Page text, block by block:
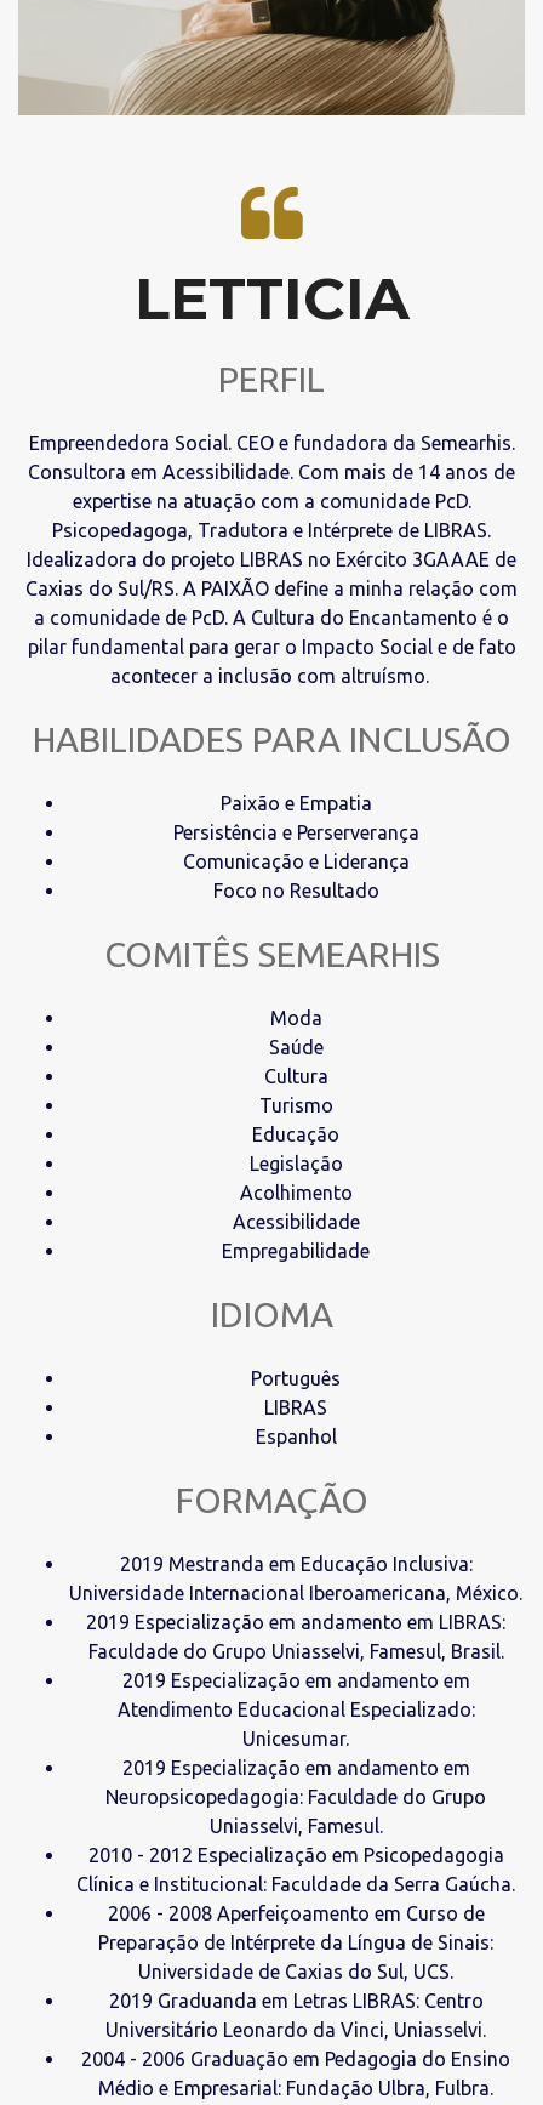
LETTICIA
PERFIL
Empreendedora Social. CEO e fundadora da Semearhis.
Consultora em Acessibilidade. Com mais de 14 anos de
expertise na atuação com a comunidade PcD.
Psicopedagoga, Tradutora e Intérprete de LIBRAS.
Idealizadora do projeto LIBRAS no Exército 3GAAAE de
Caxias do Sul/RS. A PAIXÃO define a minha relação com
a comunidade de PcD. A Cultura do Encantamento é o
pilar fundamental para gerar o Impacto Social e de fato
acontecer a inclusão com altruísmo.
HABILIDADES PARA INCLUSÃO
Paixão e Empatia
Persistência e Perserverança
Comunicação e Liderança
Foco no Resultado
COMITÊS SEMEARHIS
Moda
Saúde
Cultura
Turismo
Educação
Legislação
Acolhimento
Acessibilidade
Empregabilidade
IDIOMA
Português
LIBRAS
Espanhol
FORMAÇÃO
2019 Mestranda em Educação Inclusiva:
Universidade Internacional Iberoamericana, México.
2019 Especialização em andamento em LIBRAS:
Faculdade do Grupo Uniasselvi, Famesul, Brasil.
2019 Especialização em andamento em
Atendimento Educacional Especializado:
Unicesumar.
2019 Especialização em andamento em
Neuropsicopedagogia: Faculdade do Grupo
Uniasselvi, Famesul.
2010 - 2012 Especialização em Psicopedagogia
Clínica e Institucional: Faculdade da Serra Gaúcha.
2006 - 2008 Aperfeiçoamento em Curso de
Preparação de Intérprete da Língua de Sinais:
Universidade de Caxias do Sul, UCS.
2019 Graduanda em Letras LIBRAS: Centro
Universitário Leonardo da Vinci, Uniasselvi.
2004 - 2006 Graduação em Pedagogia do Ensino
Médio e Empresarial: Fundação Ulbra, Fulbra.